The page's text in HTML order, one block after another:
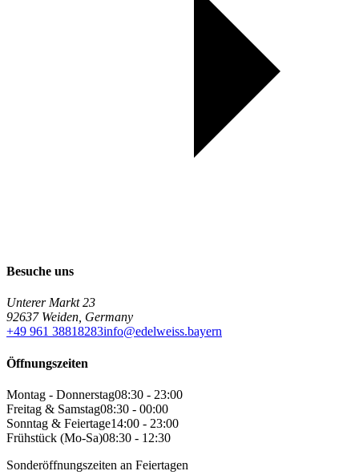
Besuche uns
Unterer Markt 23
92637 Weiden, Germany
+49 961 38818283info@edelweiss.bayern
Öffnungszeiten
Montag - Donnerstag08:30 - 23:00
Freitag & Samstag08:30 - 00:00
Sonntag & Feiertage14:00 - 23:00
Frühstück (Mo-Sa)08:30 - 12:30
Sonderöffnungszeiten an Feiertagen